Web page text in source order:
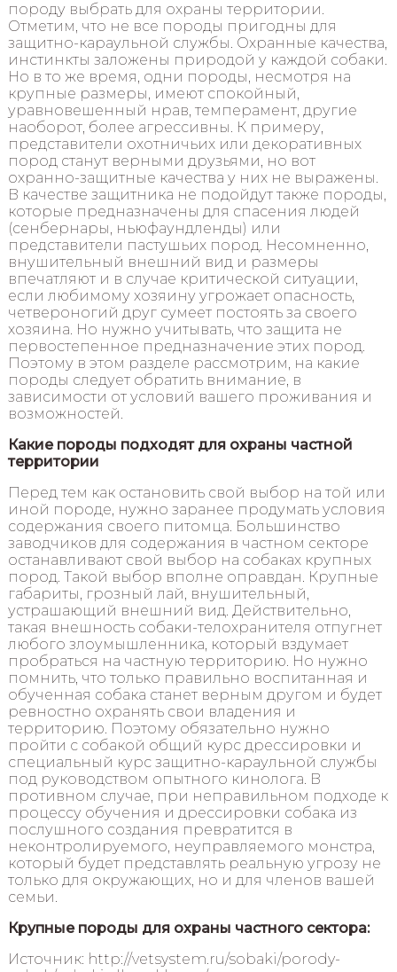
породу выбрать для охраны территории.
Отметим, что не все породы пригодны для
защитно-караульной службы. Охранные качества,
инстинкты заложены природой у каждой собаки.
Но в то же время, одни породы, несмотря на
крупные размеры, имеют спокойный,
уравновешенный нрав, темперамент, другие
наоборот, более агрессивны. К примеру,
представители охотничьих или декоративных
пород станут верными друзьями, но вот
охранно-защитные качества у них не выражены.
В качестве защитника не подойдут также породы,
которые предназначены для спасения людей
(сенбернары, ньюфаундленды) или
представители пастушьих пород. Несомненно,
внушительный внешний вид и размеры
впечатляют и в случае критической ситуации,
если любимому хозяину угрожает опасность,
четвероногий друг сумеет постоять за своего
хозяина. Но нужно учитывать, что защита не
первостепенное предназначение этих пород.
Поэтому в этом разделе рассмотрим, на какие
породы следует обратить внимание, в
зависимости от условий вашего проживания и
возможностей.
Какие породы подходят для охраны частной
территории
Перед тем как остановить свой выбор на той или
иной породе, нужно заранее продумать условия
содержания своего питомца. Большинство
заводчиков для содержания в частном секторе
останавливают свой выбор на собаках крупных
пород. Такой выбор вполне оправдан. Крупные
габариты, грозный лай, внушительный,
устрашающий внешний вид. Действительно,
такая внешность собаки-телохранителя отпугнет
любого злоумышленника, который вздумает
пробраться на частную территорию. Но нужно
помнить, что только правильно воспитанная и
обученная собака станет верным другом и будет
ревностно охранять свои владения и
территорию. Поэтому обязательно нужно
пройти с собакой общий курс дрессировки и
специальный курс защитно-караульной службы
под руководством опытного кинолога. В
противном случае, при неправильном подходе к
процессу обучения и дрессировки собака из
послушного создания превратится в
неконтролируемого, неуправляемого монстра,
который будет представлять реальную угрозу не
только для окружающих, но и для членов вашей
семьи.
Крупные породы для охраны частного сектора:
Источник: http://vetsystem.ru/sobaki/porody-